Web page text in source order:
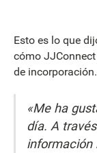
Esto es lo que
cómo
de incorporación.
«Me ha
día. A
información